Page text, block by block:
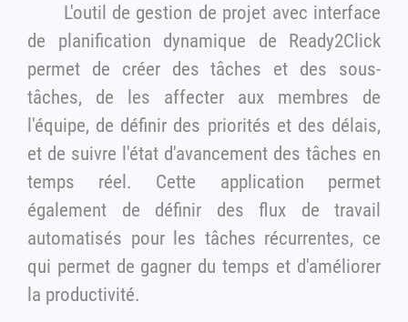
L'outil de gestion de projet avec interface
de planification dynamique de Ready2Click
permet de créer des tâches et des sous-
tâches, de les affecter aux membres de
l'équipe, de définir des priorités et des délais,
et de suivre l'état d'avancement des tâches en
temps réel. Cette application permet
également de définir des flux de travail
automatisés pour les tâches récurrentes, ce
qui permet de gagner du temps et d'améliorer
la productivité.